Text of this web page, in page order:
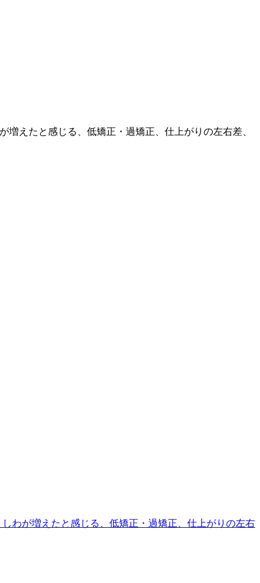
えたと感じる、低矯正・過矯正、仕上がりの左右差、
わが増えたと感じる、低矯正・過矯正、仕上がりの左右